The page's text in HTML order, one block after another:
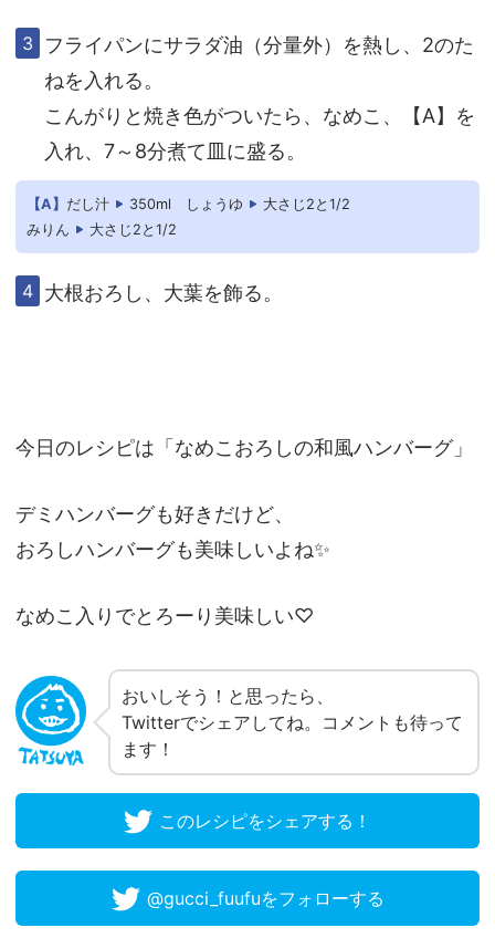
フライパンにサラダ油（分量外）を熱し、2のた
ねを入れる。
こんがりと焼き色がついたら、なめこ、【A】を
入れ、7～8分煮て皿に盛る。
【A】 だし汁 350ml しょうゆ
大さじ2と1/2
みりん
大さじ2と1/2
大根おろし、大葉を飾る。
今日のレシピは「なめこおろしの和風ハンバーグ」
デミハンバーグも好きだけど、
おろしハンバーグも美味しいよね✨
なめこ入りでとろーり美味しい♡
おいしそう！と思ったら、
Twitterでシェアしてね。コメントも待って
ます！
このレシピをシェアする！
@gucci_fuufuをフォローする